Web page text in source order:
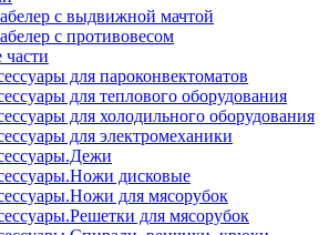
с выдвижной мачтой
с противовесом
части
для пароконвектоматов
для теплового оборудования
для холодильного оборудования
для электромеханики
дисковые
для мясорубок
для мясорубок